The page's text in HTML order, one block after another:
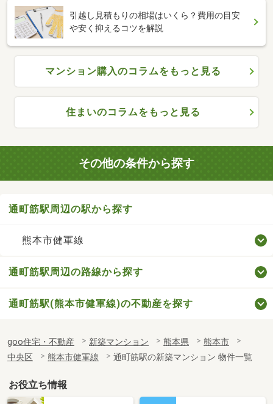
引越し見積もりの相場はいくら？費用の目安
や安く抑えるコツを解説
マンション購入のコラムをもっと見る
住まいのコラムをもっと見る
その他の条件から探す
通町筋駅周辺の駅から探す
熊本市健軍線
通町筋駅周辺の路線から探す
通町筋駅(熊本市健軍線)の不動産を探す
goo住宅・不動産 新築マンション 熊本県
熊本市
中央区
熊本市健軍線 通町筋駅の新築マンション 物件一覧
お役立ち情報